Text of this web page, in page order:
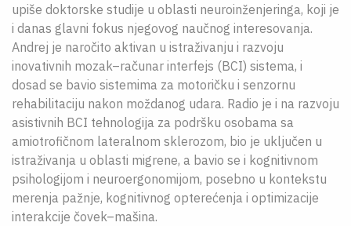
upiše doktorske studije u oblasti neuroinženjeringa, koji je
i danas glavni fokus njegovog naučnog interesovanja.
Andrej je naročito aktivan u istraživanju i razvoju
inovativnih mozak–računar interfejs (BCI) sistema, i
dosad se bavio sistemima za motoričku i senzornu
rehabilitaciju nakon moždanog udara. Radio je i na razvoju
asistivnih BCI tehnologija za podršku osobama sa
amiotrofičnom lateralnom sklerozom, bio je uključen u
istraživanja u oblasti migrene, a bavio se i kognitivnom
psihologijom i neuroergonomijom, posebno u kontekstu
merenja pažnje, kognitivnog opterećenja i optimizacije
interakcije čovek–mašina.